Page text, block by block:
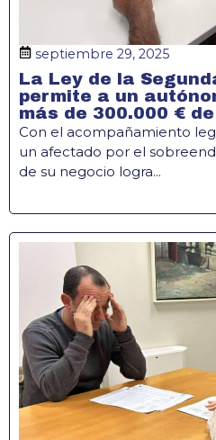
septiembre 29, 2025
La Ley de la
permite a un
más de 300.000 €
Con el acompañamiento
un afectado por el
de su negocio logra...